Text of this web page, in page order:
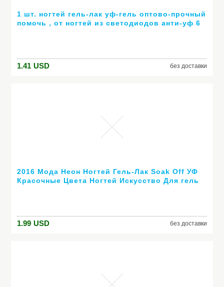
1 шт. ногтей гель-лак уф-гель оптово-прочный
помочь , от ногтей из светодиодов анти-уф 6
1.41 USD без доставки
2016 Мода Неон Ногтей Гель-Лак Soak Off УФ
Красочные Цвета Ногтей Искусство Для гель
1.99 USD без доставки